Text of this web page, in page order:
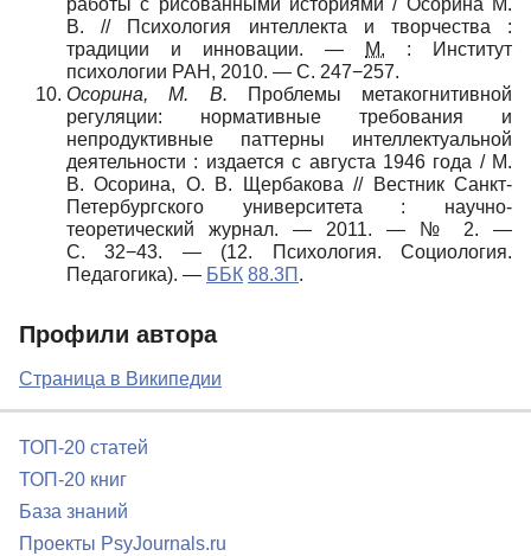
В. // Психология интеллекта и творчества :
традиции и инновации. —
М. : Институт
психологии РАН, 2010. — С. 247−257.
Осорина, М. В. Проблемы метакогнитивной
регуляции: нормативные требования и
непродуктивные паттерны интеллектуальной
деятельности : издается с августа 1946 года / М.
В. Осорина, О. В. Щербакова // Вестник Санкт-
Петербургского университета : научно-
теоретический журнал. — 2011. — № 2. —
С. 32−43. — (12. Психология. Социология.
Педагогика). — ББК 88.3П .
Профили автора
Страница в Википедии
ТОП-20 статей
ТОП-20 книг
База знаний
Проекты PsyJournals.ru